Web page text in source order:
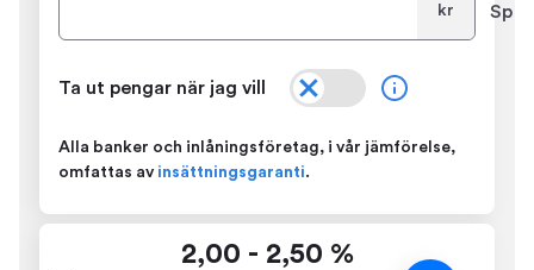
kr
Ta ut pengar när jag vill
Alla banker och inlåningsföretag, i vår jämförelse,
omfattas av insättningsgaranti.
2,00 - 2,50 %